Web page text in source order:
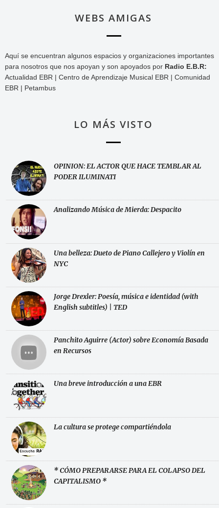
WEBS AMIGAS
Aquí se encuentran algunos espacios y organizaciones importantes
para nosotros que nos apoyan y son apoyados por Radio E.B.R:
Actualidad EBR | Centro de Aprendizaje Musical EBR | Comunidad
EBR | Petambus
LO MÁS VISTO
OPINION: EL ACTOR QUE HACE TEMBLAR AL
PODER ILUMINATI
Analizando Música de Mierda: Despacito
Una belleza: Dueto de Piano Callejero y Violín en
NYC
Jorge Drexler: Poesía, música e identidad (with
English subtitles) | TED
Panchito Aguirre (Actor) sobre Economía Basada
en Recursos
Una breve introducción a una EBR
La cultura se protege compartiéndola
* CÓMO PREPARARSE PARA EL COLAPSO DEL
CAPITALISMO *